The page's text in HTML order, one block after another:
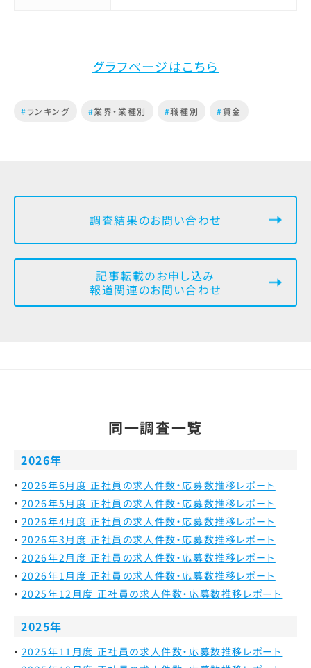
グラフページはこちら
#ランキング #業界・業種別 #職種別 #賃金
調査結果のお問い合わせ
記事転載のお申し込み
報道関連のお問い合わせ
同一調査一覧
2026年
2026年6月度 正社員の求人件数・応募数推移レポート
2026年5月度 正社員の求人件数・応募数推移レポート
2026年4月度 正社員の求人件数・応募数推移レポート
2026年3月度 正社員の求人件数・応募数推移レポート
2026年2月度 正社員の求人件数・応募数推移レポート
2026年1月度 正社員の求人件数・応募数推移レポート
2025年12月度 正社員の求人件数・応募数推移レポート
2025年
2025年11月度 正社員の求人件数・応募数推移レポート